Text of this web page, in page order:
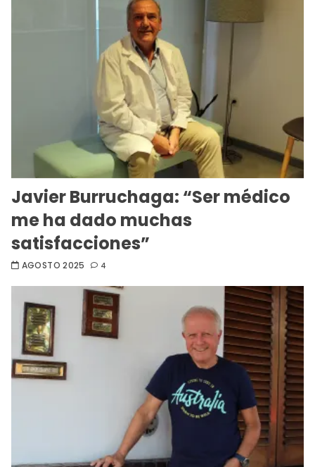
Javier Burruchaga: “Ser médico
me ha dado muchas
satisfacciones”
AGOSTO 2025 4